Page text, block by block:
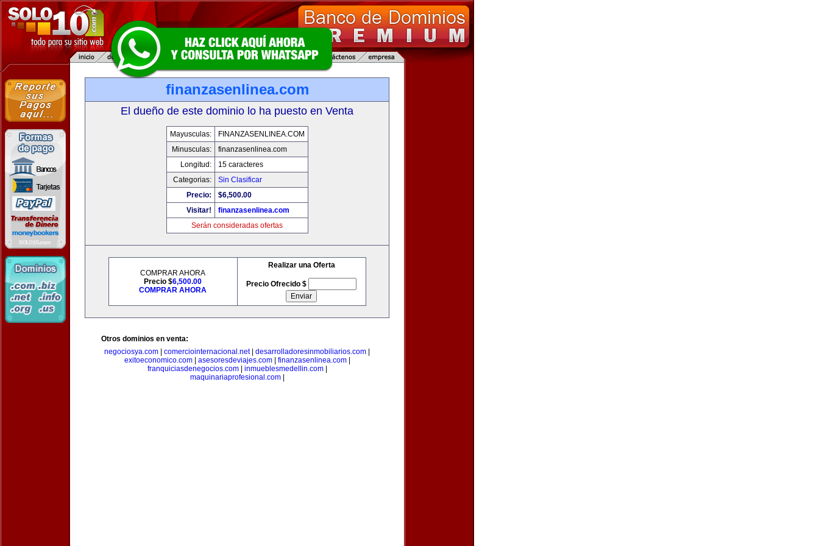
finanzasenlinea.com
El dueño de este dominio lo ha puesto en Venta
Mayusculas:
FINANZASENLINEA.COM
Minusculas:
finanzasenlinea.com
Longitud:
15 caracteres
Categorias:
Sin Clasificar
Precio:
$6,500.00
Visitar!
finanzasenlinea.com
Serán consideradas ofertas
COMPRAR AHORA
Precio $6,500.00
COMPRAR AHORA
Realizar una Oferta
Precio Ofrecido $
Otros dominios en venta:
negociosya.com
comerciointernacional.net| desarrolladoresinmobiliarios.com
exitoeconomico.com| asesoresdeviajes.com| finanzasenlinea.com|
franquiciasdenegocios.com| inmueblesmedellin.com|
maquinariaprofesional.com|